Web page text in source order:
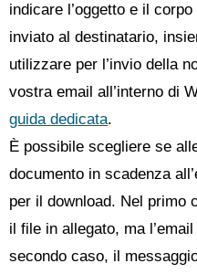
indicare l’oggetto e il
inviato al destinatario,
utilizzare per l’invio della
vostra email all’interno di
guida dedicata.
È possibile scegliere se
documento in scadenza
per il download. Nel primo
il file in allegato, ma
secondo caso, il